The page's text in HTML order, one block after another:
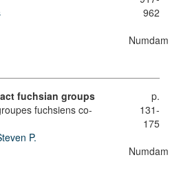
962
Numdam
fuchsian groups
fuchsiens co-
P.
p.
131-
175
Numdam